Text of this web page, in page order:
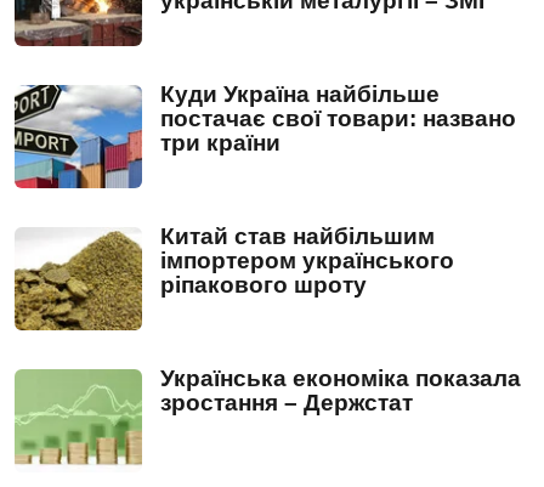
Куди Україна найбільше
постачає свої товари: названо
три країни
Китай став найбільшим
імпортером українського
ріпакового шроту
Українська економіка показала
зростання – Держстат